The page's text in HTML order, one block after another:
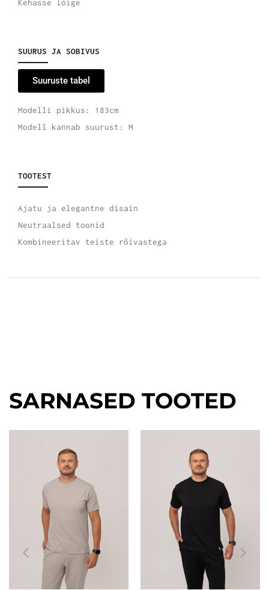
Kehasse lõige
SUURUS JA SOBIVUS
Suuruste tabel
Modelli pikkus: 183cm
Modell kannab suurust: M
TOOTEST
Ajatu ja elegantne disain
Neutraalsed toonid
Kombineeritav teiste rõivastega
SARNASED TOOTED